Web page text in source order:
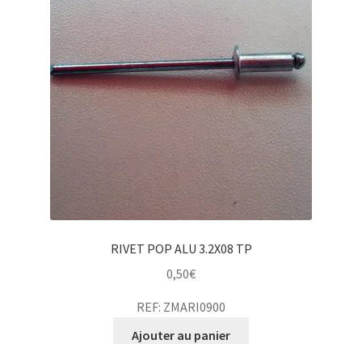
RIVET POP ALU 3.2X08 TP
0,50€
REF: ZMARI0900
Ajouter au panier